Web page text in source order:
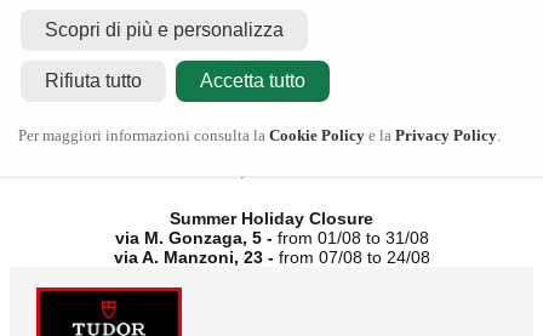
Contatti
Chiusura Estiva
dal 01/08 al 31/08
Summer Holiday Closure
via M. Gonzaga, 5 - from 01/08 to 31/08
via A. Manzoni, 23 - from 07/08 to 24/08
Scopri di più e personalizza
Rifiuta tutto Accetta tutto
Per maggiori informazioni consulta la Cookie Policy e la Privacy Policy.